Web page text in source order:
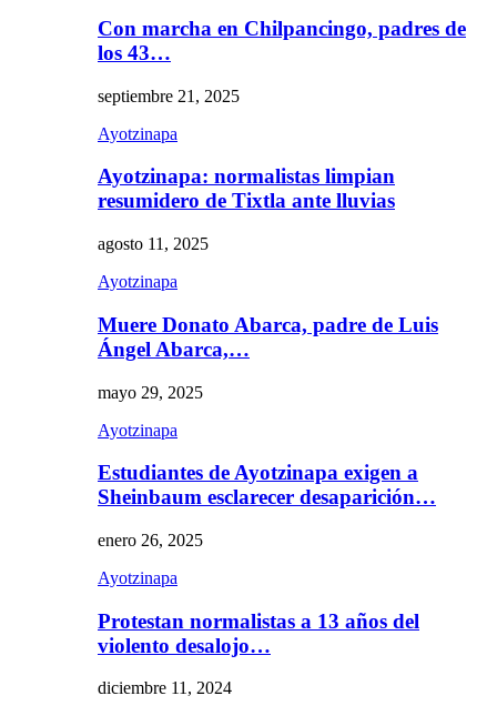
Con marcha en Chilpancingo, padres de
los 43…
septiembre 21, 2025
Ayotzinapa
Ayotzinapa: normalistas limpian
resumidero de Tixtla ante lluvias
agosto 11, 2025
Ayotzinapa
Muere Donato Abarca, padre de Luis
Ángel Abarca,…
mayo 29, 2025
Ayotzinapa
Estudiantes de Ayotzinapa exigen a
Sheinbaum esclarecer desaparición…
enero 26, 2025
Ayotzinapa
Protestan normalistas a 13 años del
violento desalojo…
diciembre 11, 2024